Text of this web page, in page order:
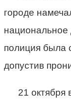
городе
национальное
полиция была
допустив
21